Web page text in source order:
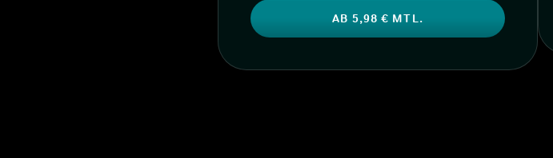
AB 5,98 € MTL.